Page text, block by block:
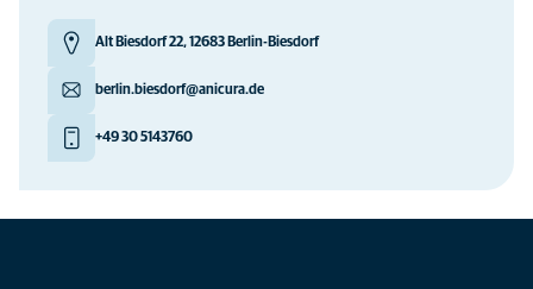
Alt Biesdorf 22, 12683 Berlin-Biesdorf
berlin.biesdorf@anicura.de
+49 30 5143760